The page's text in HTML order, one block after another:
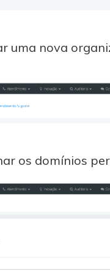
uma nova
os domínios